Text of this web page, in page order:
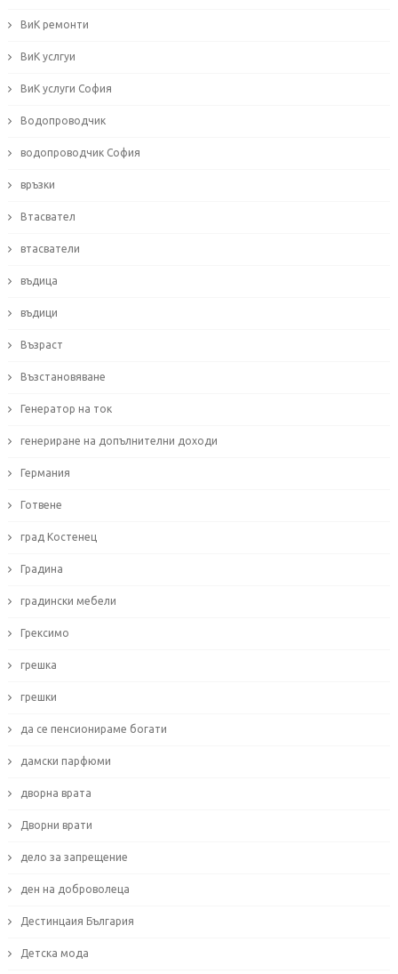
ВиК ремонти
ВиК услгуи
ВиК услуги София
Водопроводчик
водопроводчик София
връзки
Втасвател
втасватели
въдица
въдици
Възраст
Възстановяване
Генератор на ток
генериране на допълнителни доходи
Германия
Готвене
град Костенец
Градина
градински мебели
Грексимо
грешка
грешки
да се пенсионираме богати
дамски парфюми
дворна врата
Дворни врати
дело за запрещение
ден на доброволеца
Дестинцаия България
Детска мода